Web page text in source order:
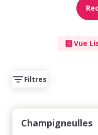
Vue
Filtres
Champigneulles